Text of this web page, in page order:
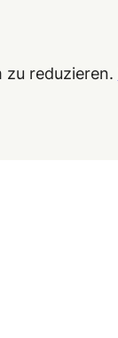
zu reduzieren.